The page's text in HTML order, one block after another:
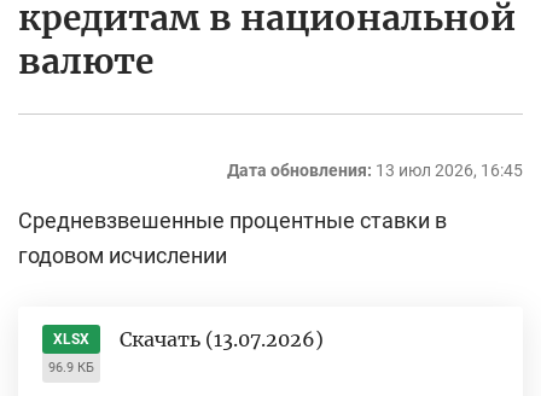
кредитам в национальной
валюте
Дата обновления: 13 июл 2026, 16:45
Средневзвешенные процентные ставки в
годовом исчислении
XLSX
96.9 КБ
Скачать (13.07.2026)